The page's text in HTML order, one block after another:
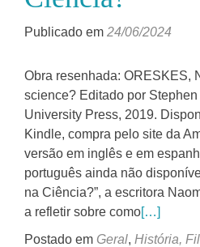
Publicado em 24/06/2024
Obra resenhada: ORESKES,
science? Editado por
University Press, 2019.
Kindle, compra pelo site da
versão em inglês e em
português ainda não
na Ciência?”, a escritora
a refletir sobre como[…]
Postado em Geral, História,